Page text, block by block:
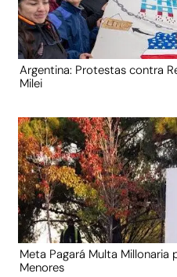
Argentina: Protestas contra
Milei
Meta Pagará Multa Millonaria
Menores